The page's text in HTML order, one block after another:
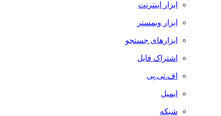
ابزار اینترنت
ابزار وبمستر
ابزارهای جستجو
اشتراک فایل
اف.تی.پی
ایمیل
شبکه